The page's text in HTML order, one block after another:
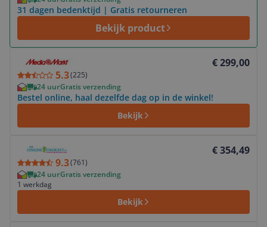
31 dagen bedenktijd | Gratis retourneren
Bekijk product
5.3(225)
€ 299,00
24 uurGratis verzending
Bestel online, haal dezelfde dag op in de winkel!
Bekijk
9.3(761)
€ 354,49
24 uurGratis verzending
1 werkdag
Bekijk